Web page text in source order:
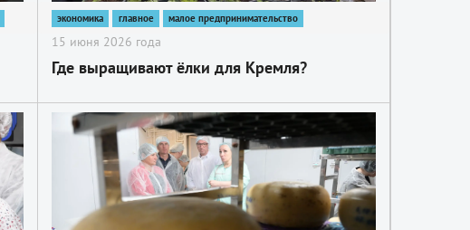
экономика главное малое предпринимательство
15 июня 2026 года
Где выращивают ёлки для Кремля?